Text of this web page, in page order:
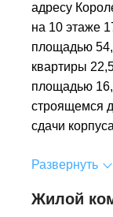
адресу
на 10 этаже
площадью
квартиры
площадью
строящемся
сдачи
Развернуть
Жилой